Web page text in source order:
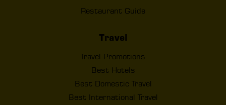
Restaurant Guide
Travel
Travel Promotions
Best Hotels
Best Domestic Travel
Best International Travel